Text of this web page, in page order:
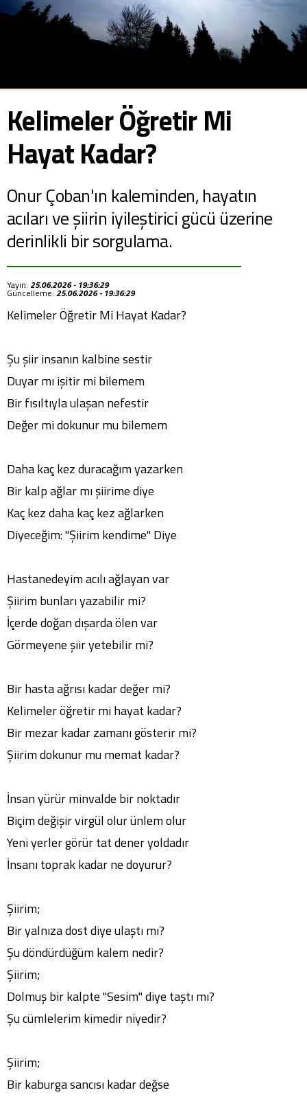
Kelimeler Öğretir Mi
Hayat Kadar?
Onur Çoban'ın kaleminden, hayatın
acıları ve şiirin iyileştirici gücü üzerine
derinlikli bir sorgulama.
Yayın: 25.06.2026 - 19:36:29
Güncelleme: 25.06.2026 - 19:36:29
Kelimeler Öğretir Mi Hayat Kadar?
Şu şiir insanın kalbine sestir
Duyar mı işitir mi bilemem
Bir fısıltıyla ulaşan nefestir
Değer mi dokunur mu bilemem
Daha kaç kez duracağım yazarken
Bir kalp ağlar mı şiirime diye
Kaç kez daha kaç kez ağlarken
Diyeceğim: "Şiirim kendime" Diye
Hastanedeyim acılı ağlayan var
Şiirim bunları yazabilir mi?
İçerde doğan dışarda ölen var
Görmeyene şiir yetebilir mi?
Bir hasta ağrısı kadar değer mi?
Kelimeler öğretir mi hayat kadar?
Bir mezar kadar zamanı gösterir mi?
Şiirim dokunur mu memat kadar?
İnsan yürür minvalde bir noktadır
Biçim değişir virgül olur ünlem olur
Yeni yerler görür tat dener yoldadır
İnsanı toprak kadar ne doyurur?
Şiirim;
Bir yalnıza dost diye ulaştı mı?
Şu döndürdüğüm kalem nedir?
Şiirim;
Dolmuş bir kalpte "Sesim" diye taştı mı?
Şu cümlelerim kimedir niyedir?
Şiirim;
Bir kaburga sancısı kadar değse